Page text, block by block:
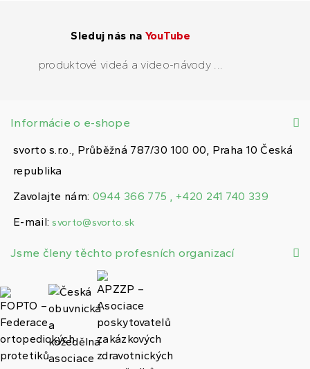
Sleduj nás na YouTube
produktové videá a video-návody ...
Informácie o e-shope
svorto s.r.o., Průběžná 787/30 100 00, Praha 10 Česká
republika
Zavolajte nám: 0944 366 775 , +420 241 740 339
E-mail: svorto@svorto.sk
Jsme členy těchto profesních organizací